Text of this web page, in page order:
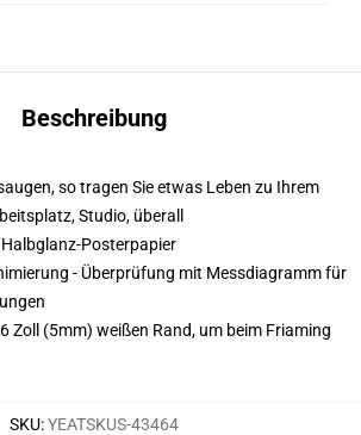
Beschreibung
so tragen Sie etwas Leben zu Ihrem
Studio, überall
Posterpapier
- Überprüfung mit Messdiagramm für
Zoll (5mm) weißen Rand, um beim Friaming
SKU:YEATSKUS-43464